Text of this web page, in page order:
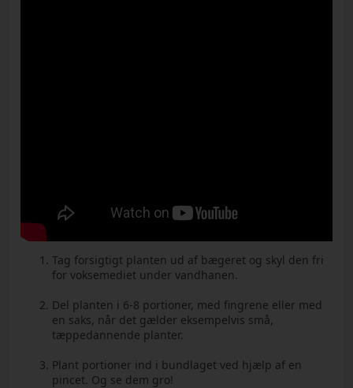
Tag forsigtigt planten ud af bægeret og skyl den fri
for voksemediet under vandhanen.
Del planten i 6-8 portioner, med fingrene eller med
en saks, når det gælder eksempelvis små,
tæppedannende planter.
Plant portioner ind i bundlaget ved hjælp af en
pincet. Og se dem gro!